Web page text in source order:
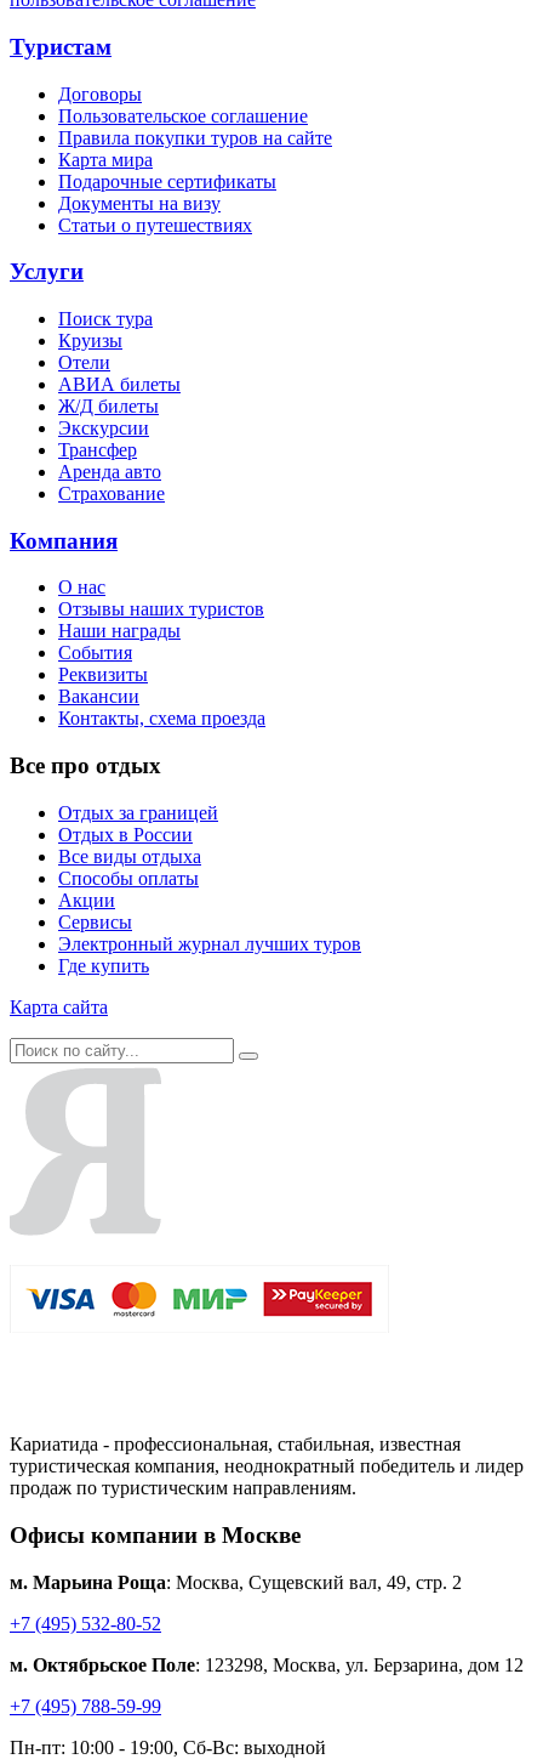
Туристам
Договоры
Пользовательское соглашение
Правила покупки туров на сайте
Карта мира
Подарочные сертификаты
Документы на визу
Статьи о путешествиях
Услуги
Поиск тура
Круизы
Отели
АВИА билеты
Ж/Д билеты
Экскурсии
Трансфер
Аренда авто
Страхование
Компания
О нас
Отзывы наших туристов
Наши награды
События
Реквизиты
Вакансии
Контакты, схема проезда
Все про отдых
Отдых за границей
Отдых в России
Все виды отдыха
Способы оплаты
Акции
Сервисы
Электронный журнал лучших туров
Где купить
Карта сайта
Кариатида - профессиональная, стабильная, известная
туристическая компания, неоднократный победитель и лидер
продаж по туристическим направлениям.
Офисы компании в Москве
м. Марьина Роща: Москва, Сущевский вал, 49, стр. 2
+7 (495) 532-80-52
м. Октябрьское Поле: 123298, Москва, ул. Берзарина, дом 12
+7 (495) 788-59-99
Пн-пт: 10:00 - 19:00, Сб-Вс: выходной